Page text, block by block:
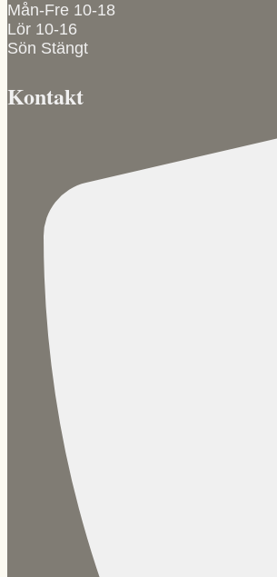
Mån-Fre 10-18
Lör 10-16
Sön Stängt
Kontakt